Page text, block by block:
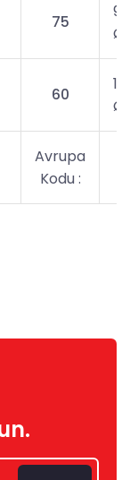
75
60
Avrupa
Kodu :